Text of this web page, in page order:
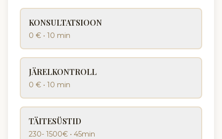
KONSULTATSIOON
0 € • 10 min
JÄRELKONTROLL
0 € • 10 min
TÄITESÜSTID
230- 1500€ • 45min